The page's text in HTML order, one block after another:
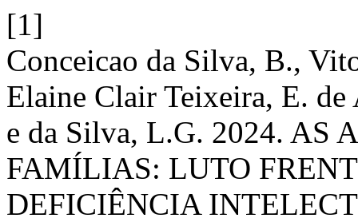
[1]
Conceicao da Silva, B.,
Elaine Clair Teixeira, E.
e da Silva, L.G. 2024. AS
FAMÍLIAS: LUTO
DEFICIÊNCIA